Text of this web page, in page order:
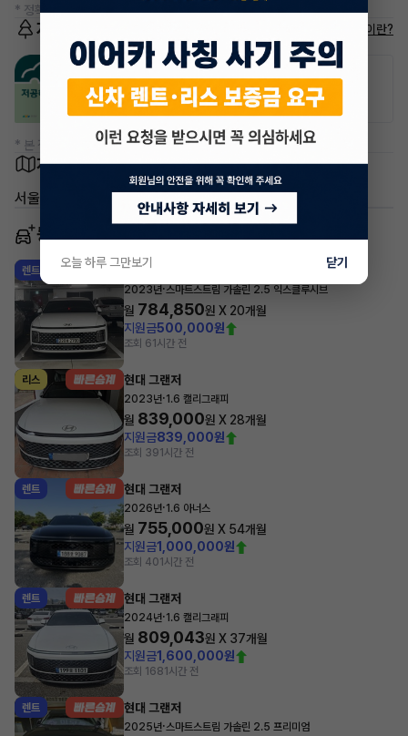
* 정확한 정보는 판매자와 반드시 확인하시기 바랍니다.
저공해차량 정보 저공해차량이란?
공항주차장
50% 할인
공영주차장
50% 할인
* 본 정보는 지자체마다 다를 수 있으니 실제 정보와 확인해 주세요.
차량 위치
서울 강서구 가양동
동일 차종 이어카
렌트 현대 그랜저
2023년·스마트스트림 가솔린 2.5 익스클루시브
월 784,850원 X 20개월
지원금500,000원
조회 61시간 전
리스 현대 그랜저
2023년·1.6 캘리그래피
월 839,000원 X 28개월
지원금839,000원
조회 391시간 전
렌트 현대 그랜저
2026년·1.6 아너스
월 755,000원 X 54개월
지원금1,000,000원
조회 401시간 전
렌트 현대 그랜저
2024년·1.6 캘리그래피
월 809,043원 X 37개월
지원금1,600,000원
조회 1681시간 전
렌트 현대 그랜저
2025년·스마트스트림 가솔린 2.5 프리미엄
오늘 하루 그만보기 닫기